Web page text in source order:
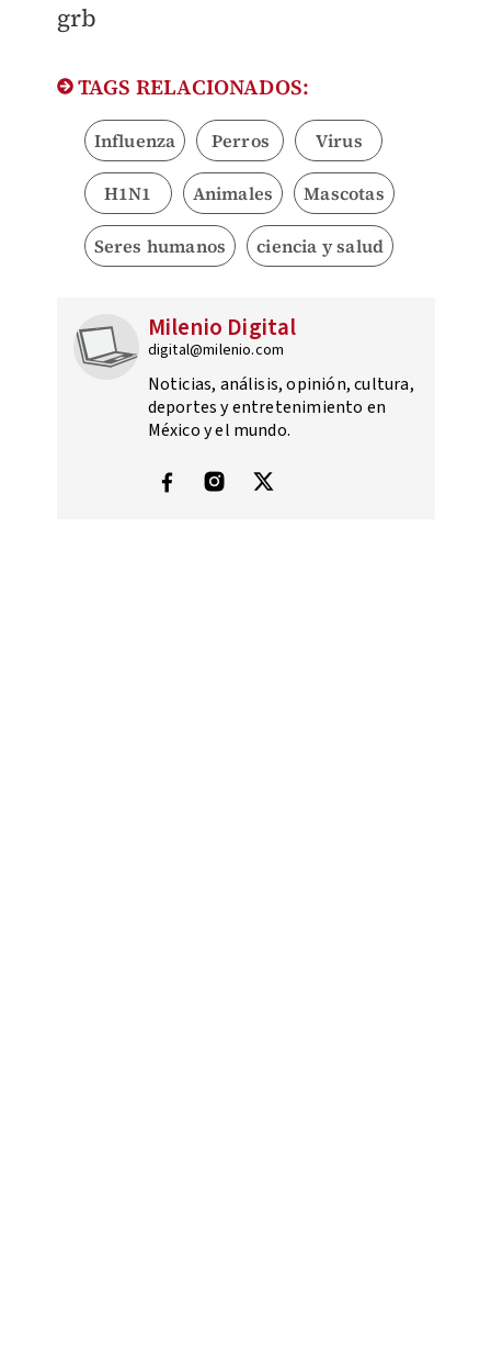
grb
TAGS RELACIONADOS:
Influenza Perros Virus
H1N1 Animales Mascotas
Seres humanos ciencia y salud
Milenio Digital
digital@milenio.com
Noticias, análisis, opinión, cultura,
deportes y entretenimiento en
México y el mundo.